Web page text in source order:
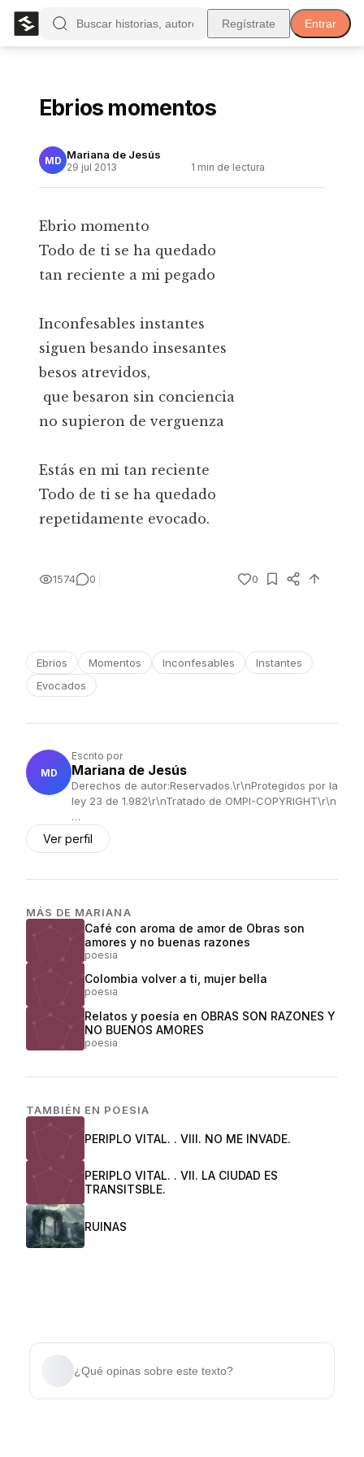
Regístrate Entrar
Ebrios momentos
MD Mariana de Jesús
29 jul 2013 1 min de lectura
Ebrio momento
Todo de ti se ha quedado
tan reciente a mi pegado
Inconfesables instantes
siguen besando insesantes
besos atrevidos,
que besaron sin conciencia
no supieron de verguenza
Estás en mi tan reciente
Todo de ti se ha quedado
repetidamente evocado.
1574 0 0
Ebrios Momentos Inconfesables
Instantes
Evocados
MD
Escrito por
Mariana de Jesús
Derechos de autor:Reservados.\r\nProtegidos por la
ley 23 de 1.982\r\nTratado de OMPI-COPYRIGHT\r\n
…
Ver perfil
MÁS DE MARIANA
Café con aroma de amor de Obras son
amores y no buenas razones
poesia
Colombia volver a ti, mujer bella
poesia
Relatos y poesía en OBRAS SON RAZONES Y
NO BUENOS AMORES
poesia
TAMBIÉN EN POESIA
PERIPLO VITAL. . VIII. NO ME INVADE.
PERIPLO VITAL. . VII. LA CIUDAD ES
TRANSITSBLE.
RUINAS
¿Qué opinas sobre este texto?